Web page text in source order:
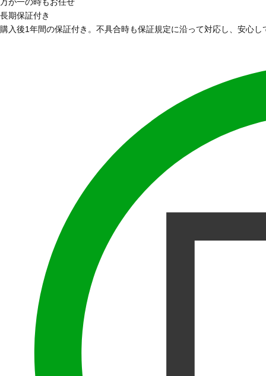
長期保証付き
購入後1年間の保証付き。不具合時も保証規定に沿って対応し、安心